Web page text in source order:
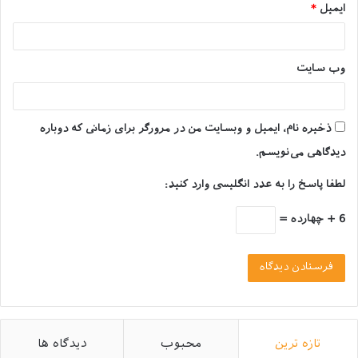
دید که هر یک از آن‌ها چه شکل و شمایلی داشته، وزن و
با یکی از محبوبیت‌ترین انواع خرگوش خانگی به نام مینی
خرگوش مینی رکسMini Rex
خاستگاه این نژاد خرگوش خانگی به کشور فرانسه و سال
ایمیل *
وب‌ سایت
ذخیره نام، ایمیل و وبسایت من در مرورگر برای زمانی که دوباره
دیدگاهی می‌نویسم.
لطفا پاسخ را به عدد انگلیسی وارد کنید:
6 + چهارده =
تازه ترین محبوب دیدگاه ها